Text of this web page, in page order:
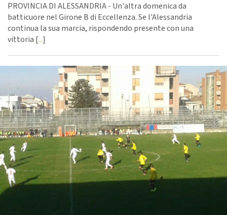
PROVINCIA DI ALESSANDRIA - Un'altra domenica da
batticuore nel Girone B di Eccellenza. Se l'Alessandria
continua la sua marcia, rispondendo presente con una
vittoria [...]